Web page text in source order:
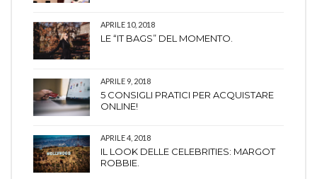
APRILE 10, 2018
LE “IT BAGS” DEL MOMENTO.
APRILE 9, 2018
5 CONSIGLI PRATICI PER ACQUISTARE
ONLINE!
APRILE 4, 2018
IL LOOK DELLE CELEBRITIES: MARGOT
ROBBIE.